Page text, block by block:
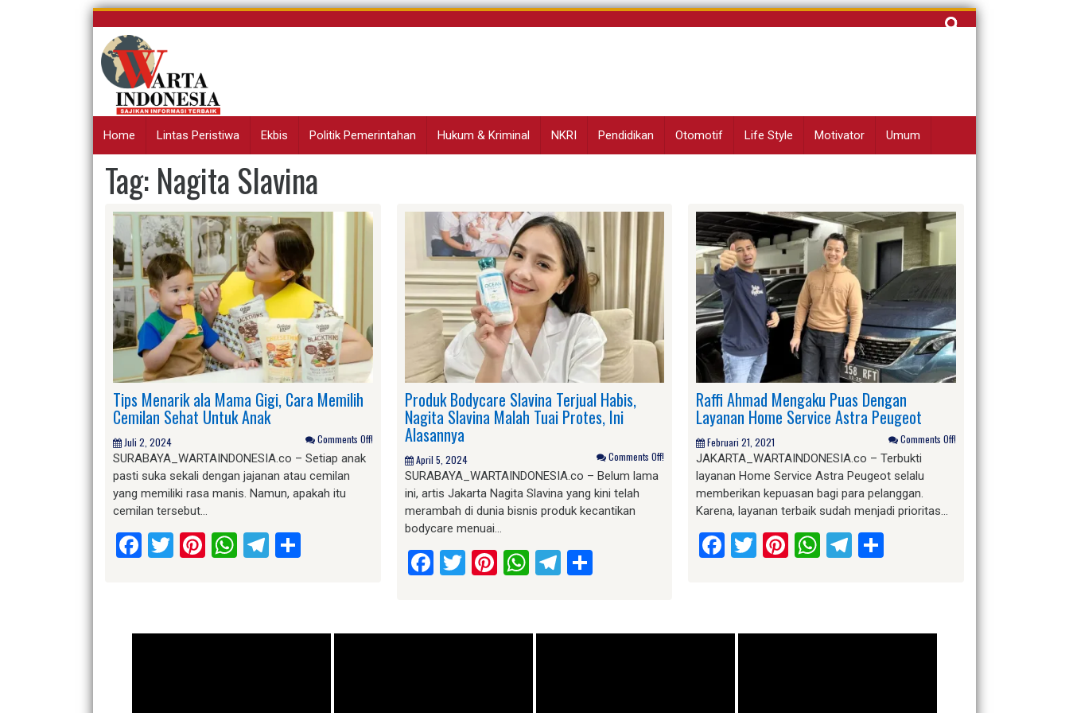
Skip
content
Cari
Home Lintas Peristiwa Ekbis Politik Pemerintahan Hukum & Kriminal NKRI Pendidikan Otomotif Life Style Motivator Umum
Tag: Nagita Slavina
Tips Menarik ala Mama Gigi, Cara Memilih
Cemilan Sehat Untuk Anak
Juli 2, 2024 Comments Off!
SURABAYA_WARTAINDONESIA.co – Setiap anak
pasti suka sekali dengan jajanan atau cemilan
yang memiliki rasa manis. Namun, apakah itu
cemilan tersebut…
Facebook
Twitter
Pinterest
WhatsApp
Telegram
Produk Bodycare Slavina Terjual Habis,
Nagita Slavina Malah Tuai Protes, Ini
Alasannya
April 5, 2024 Comments Off!
SURABAYA_WARTAINDONESIA.co – Belum lama
ini, artis Jakarta Nagita Slavina yang kini telah
merambah di dunia bisnis produk kecantikan
bodycare menuai…
Facebook
Twitter
Pinterest
WhatsApp
Telegram
Share
Raffi Ahmad Mengaku Puas Dengan
Layanan Home Service Astra Peugeot
Februari 21, 2021 Comments Off!
JAKARTA_WARTAINDONESIA.co – Terbukti
layanan Home Service Astra Peugeot selalu
memberikan kepuasan bagi para pelanggan.
Karena, layanan terbaik sudah menjadi prioritas…
Facebook
Twitter
Pinterest
WhatsApp
Telegram